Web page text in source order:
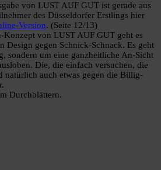
von LUST AUF GUT ist gerade aus
des Düsseldorfer Erstlings hier
Version. (Seite 12/13)
von LUST AUF GUT geht es
Design gegen Schnick-Schnack. Es geht
sondern um eine ganzheitliche An-Sicht
Die, die einfach versuchen, die
natürlich auch etwas gegen die Billig-
Durchblättern.